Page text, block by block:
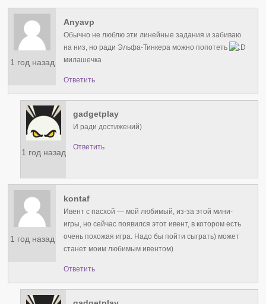
1 год назад
Anyavp
Обычно не люблю эти линейные задания и забиваю
на низ, но ради Эльфа-Тинкера можно попотеть
милашечка
Ответить
1 год назад
gadgetplay
И ради достижений)
Ответить
1 год назад
kontaf
Ивент с пасхой — мой любимый, из-за этой мини-
игры, но сейчас появился этот ивент, в котором есть
очень похожая игра. Надо бы пойти сыграть) может
станет моим любимым ивентом)
Ответить